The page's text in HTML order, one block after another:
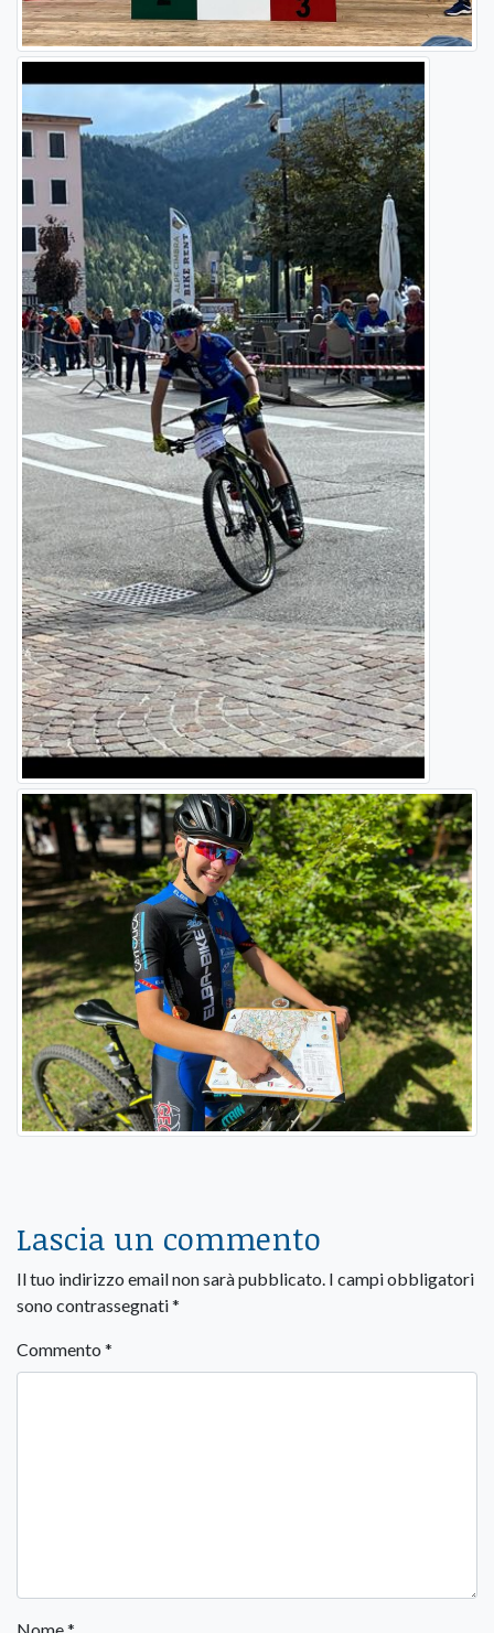
Lascia un commento
Il tuo indirizzo email non sarà pubblicato. I campi obbligatori
sono contrassegnati*
Commento *
Nome*